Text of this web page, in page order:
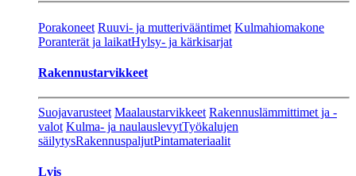
Porakoneet Ruuvi- ja mutterivääntimet Kulmahiomakone
Poranterät ja laikatHylsy- ja kärkisarjat
Rakennustarvikkeet
Suojavarusteet Maalaustarvikkeet Rakennuslämmittimet ja -
valot Kulma- ja naulauslevytTyökalujen
säilytysRakennuspaljutPintamateriaalit
Lvis